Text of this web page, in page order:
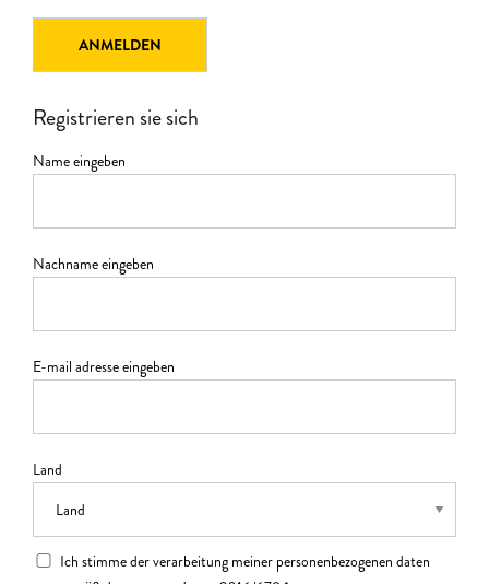
Registrieren sie sich
Name eingeben
Nachname eingeben
E-mail adresse eingeben
Land
Ich stimme der verarbeitung meiner personenbezogenen daten